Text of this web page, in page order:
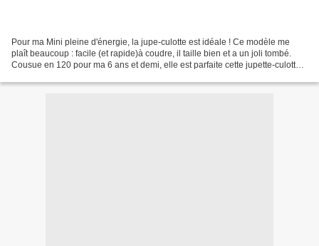
Pour ma Mini pleine d'énergie, la jupe-culotte est idéale ! Ce modèle me
plaît beaucoup : facile (et rapide)à coudre, il taille bien et a un joli tombé.
Cousue en 120 pour ma 6 ans et demi, elle est parfaite cette jupette-culotte !